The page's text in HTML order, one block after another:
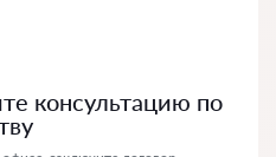
консультацию по